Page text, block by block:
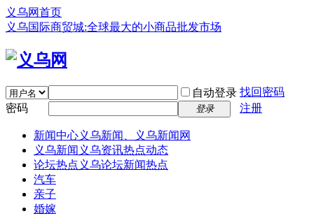
义乌网首页
义乌国际商贸城:全球最大的小商品批发市场
自动登录 找回密码
密码
登录 注册
新闻中心义乌新闻、义乌新闻网
义乌新闻 义乌资讯热点动态
论坛热点 义乌论坛新闻热点
汽车
亲子
婚嫁